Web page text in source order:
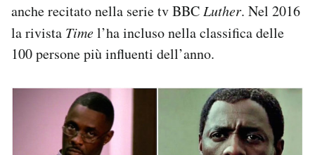
anche recitato nella serie tv BBCLuther. Nel 2016
la rivista Timel’ha incluso nella classifica delle
100 persone più influenti dell’anno.